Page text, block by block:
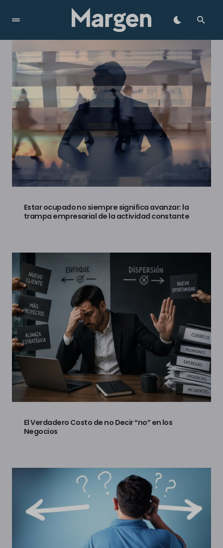
Alquimia del Éxito
Estar ocupado no siempre significa avanzar: la
trampa empresarial de la actividad constante
El Verdadero Costo de no Decir “no” en los
Negocios